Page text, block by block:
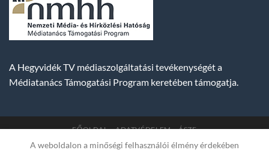
A Hegyvidék TV médiaszolgáltatási tevékenységét a
Médiatanács Támogatási Program keretében támogatja.
FŐOLDAL ADATVÉDELEM ÁSZF
Copyright 2007-2026 © BUDA TV | Hegyvidék Média
A weboldalon a minőségi felhasználói élmény érdekében